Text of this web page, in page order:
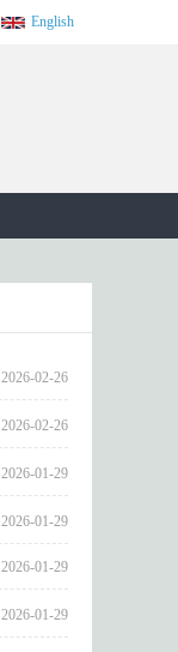
English
2026-02-26
2026-02-26
2026-01-29
2026-01-29
2026-01-29
2026-01-29